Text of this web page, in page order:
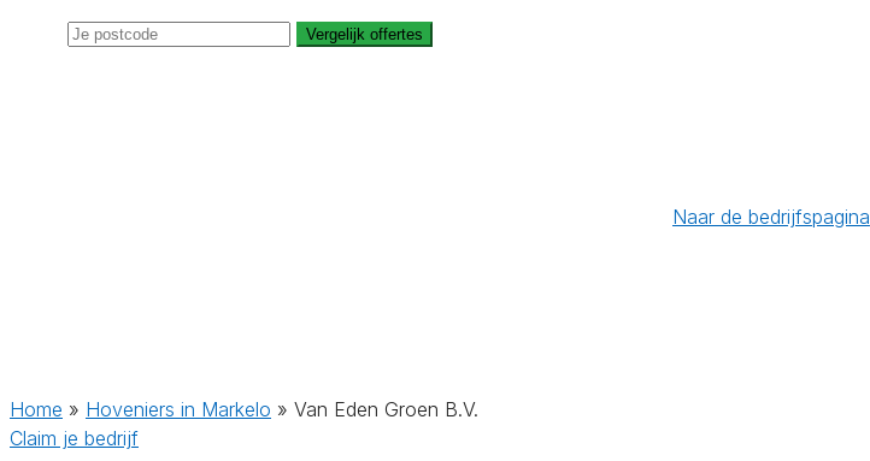
Vergelijk offertes
Naar de bedrijfspagina
Home » Hoveniers in Markelo » Van Eden Groen B.V.
Claim je bedrijf